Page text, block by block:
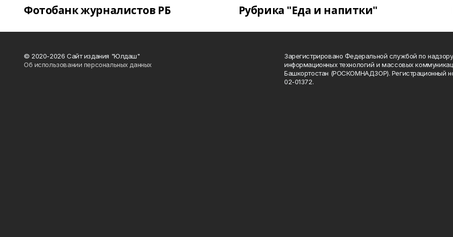
Фотобанк журналистов РБ Рубрика "Еда и напитки"
© 2020-2026 Сайт издания "Юлдаш"
Об использовании персональных данных
Зарегистрировано Федеральной службой по
информационных технологий и массовых
Башкортостан (РОСКОМНАДЗОР). Регистрационный
02-01372.